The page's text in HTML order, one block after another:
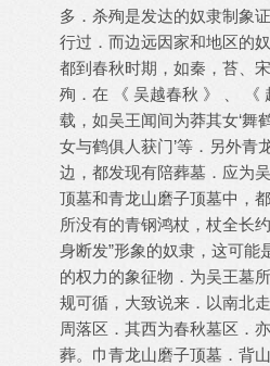
多．杀殉是发达的奴隶制象
行过．而边远因家和地区的
都到春秋时期，如秦，苔、
殉．在 《 吴越春秋 》 、 《
载，如吴王闻间为莽其女‘舞
女与鹤俱人获门’等．另外青
边，都发现有陪葬墓．应为
顶墓和青龙山磨子顶墓中，
所没有的青钢鸿杖，杖全长
身断发”形象的奴隶，这可能
的权力的象征物．为吴王墓
规可循，大致说来．以南北
周落区．其西为春秋墓区．
葬。巾青龙山磨子顶墓．背